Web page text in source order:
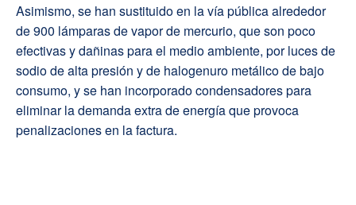
Asimismo, se han sustituido en la vía pública alrededor
de 900 lámparas de vapor de mercurio, que son poco
efectivas y dañinas para el medio ambiente, por luces de
sodio de alta presión y de halogenuro metálico de bajo
consumo, y se han incorporado condensadores para
eliminar la demanda extra de energía que provoca
penalizaciones en la factura.